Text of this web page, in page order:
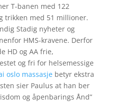
T-banen med 122
trikken med 51 millioner.
Stadig nyheter og
HMS-kravene. Derfor
HD og AA frie,
og fri for helsemessige
oslo massasjebetyr ekstra
sier Paulus at han ber
og åpenbarings Ånd”